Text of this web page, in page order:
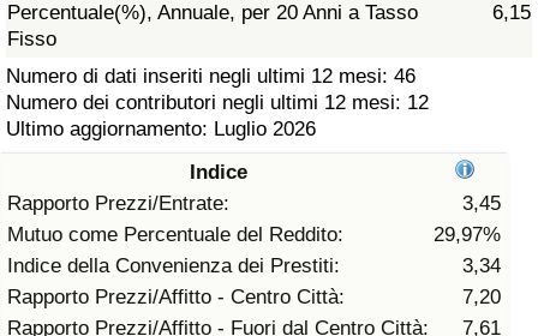
Percentuale(%), Annuale, per 20 Anni a Tasso
Fisso
6,15
Numero di dati inseriti negli ultimi 12 mesi: 46
Numero dei contributori negli ultimi 12 mesi: 12
Ultimo aggiornamento: Luglio 2026
Indice
Rapporto Prezzi/Entrate:
3,45
Mutuo come Percentuale del Reddito:
29,97%
Indice della Convenienza dei Prestiti:
3,34
Rapporto Prezzi/Affitto - Centro Città:
7,20
Rapporto Prezzi/Affitto - Fuori dal Centro Città:
7,61
Indice dell’Assistenza Sanitaria per
Nazione
Inquinamento
Indice dell’Inquinamento (Corrente)
Indice di inquinamento
Indice dell’Inquinamento per Nazione